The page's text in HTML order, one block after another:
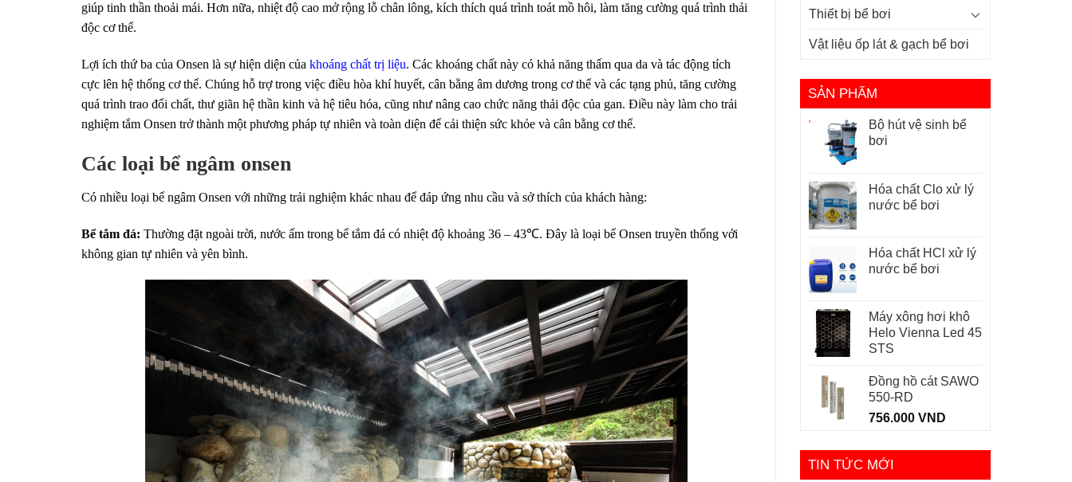
giúp tinh thần thoải mái. Hơn nữa, nhiệt độ cao mở rộng lỗ chân lông, kích thích quá trình toát mồ hôi, làm tăng cường quá trình thải
độc cơ thể.
Lợi ích thứ ba của Onsen là sự hiện diện của khoáng chất trị liệu. Các khoáng chất này có khả năng thấm qua da và tác động tích
cực lên hệ thống cơ thể. Chúng hỗ trợ trong việc điều hòa khí huyết, cân bằng âm dương trong cơ thể và các tạng phủ, tăng cường
quá trình trao đổi chất, thư giãn hệ thần kinh và hệ tiêu hóa, cũng như nâng cao chức năng thải độc của gan. Điều này làm cho trải
nghiệm tắm Onsen trở thành một phương pháp tự nhiên và toàn diện để cải thiện sức khỏe và cân bằng cơ thể.
Các loại bể ngâm onsen
Có nhiều loại bể ngâm Onsen với những trải nghiệm khác nhau để đáp ứng nhu cầu và sở thích của khách hàng:
Bể tắm đá: Thường đặt ngoài trời, nước ấm trong bể tắm đá có nhiệt độ khoảng 36 – 43℃. Đây là loại bể Onsen truyền thống với
không gian tự nhiên và yên bình.
Thiết bị bể bơi
Vật liệu ốp lát & gạch bể bơi
SẢN PHẨM
Bộ hút vệ sinh bể
bơi
Hóa chất Clo xử lý
nước bể bơi
Hóa chất HCl xử lý
nước bể bơi
Máy xông hơi khô
Helo Vienna Led 45
STS
Đồng hồ cát SAWO
550-RD
756.000 VND
TIN TỨC MỚI